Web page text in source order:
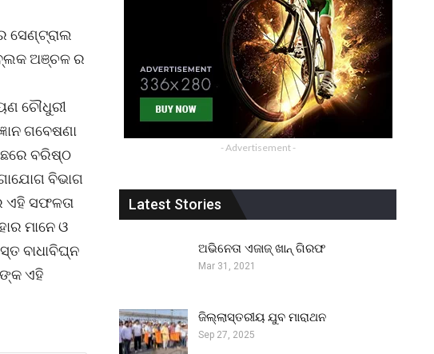
ସେଣ୍ଟ୍ରାଲ
ଅଞ୍ଚଳ ର
ଚୌଧୁରୀ
ଗବେଷଣା
ବରିଷ୍ଠ
ବିଭାଗ
ଏହି ସଫଳତା
ମାନେ ଓ
ବାଧାବିଘ୍ନ
ଙ୍କ ଏହି
- Advertisement -
Latest Stories
ଅଭିନେତା ଏଜାଜ୍ ଖାନ୍ ଗିରଫ
Mar 31, 2021
ଜିଲ୍ଲାସ୍ତରୀୟ ଯୁବ ମାରାଥନ
Sep 27, 2025